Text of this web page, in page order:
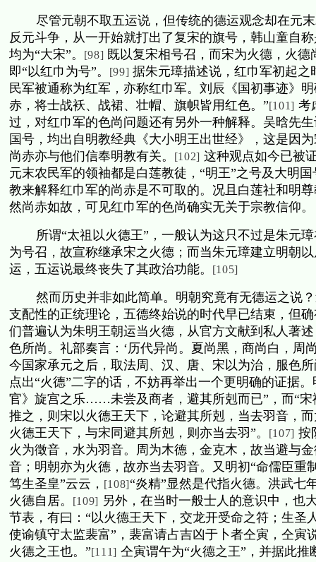
尽管元朝不取五运说，但传统的德运观念却在元
反元斗争，从一开始就打出了复宋的旗号，韩山童自
均为“大宋”。
[98] 既以复宋相号召，而宋为火德，火
即“以红巾为号”。
[99] 据朱元璋描述说，红巾军初起之
民军被通称为红军，亦称红巾军。刘辰《国初事迹》
赤，将士战袄、战裙、壮帽、旗帜皆用红色。”[101] 考
过，对红巾军的色尚问题还有另外一种解释。吴晗先
国号，均出自明教经典《大小明王出世经》，这是因
尚赤亦与他们信奉明教有关。
[102] 这种观点如今已被
元末农民军的领袖都是白莲教徒，“明王”之号及大明
教来解释红巾军的尚赤是不可取的。况且白莲社和明
然尚赤如故，可见红巾军的色尚确实无关于宗教信仰。
所谓“太祖以火德王”，一般认为这只不过是朱元
为号召，故宣称继承宋之火德；而当朱元璋建立明朝
运，五运说最终丧失了其政治功能。
[105]
然而历史并非如此简单。明朝究竟有无德运之说
支配性的正统理论，五德终始说的时代早已结束，但
们普遍认为朱明王朝运当火德，从官方文献到私人著
色所尚。礼部奏言：‘历代异尚。夏尚黑，商尚白，
今国家承元之后，取法周、汉、唐、宋以为治，服色
点出“火德”二字的话，不妨再举出一个更明确的证据
官》旋宫之乐……未尝及商者，避其所剋而已”，而“
推之，则宋以火德王天下，论避其所剋，当去羽音，
火德王天下，与宋同避其所剋，则亦当去羽”。
[107] 按
火为徵音，水为羽音。周为木德，金克木，故当避与
音；明朝亦为火德，故亦当去羽音。又明初“命儒臣重
笃生圣皇”云云， [108]“炎精”显然是代指火德。洪武七
火德自居。
[109] 另外，在当时一般士人的意识中，也
节表，有曰：“以火德王天下，交龙开受命之符；生圣
使谕镇守太监裴富”，裴富请占吉凶于卜者仝寅，仝
火德之王也。”[111] 仝寅谓午为“火德之王”，并据此